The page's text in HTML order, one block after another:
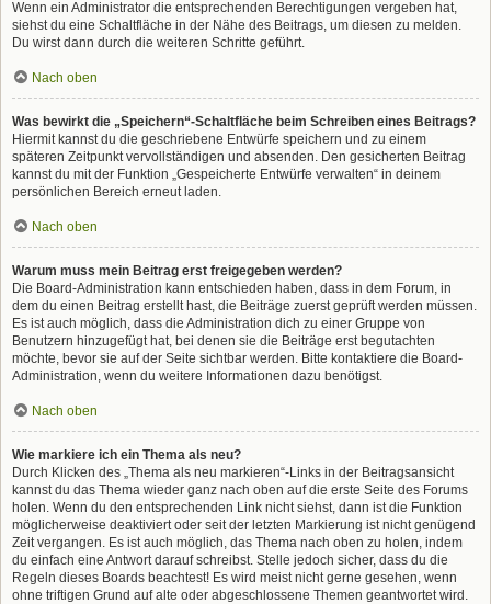
Wenn ein Administrator die entsprechenden Berechtigungen vergeben hat,
siehst du eine Schaltfläche in der Nähe des Beitrags, um diesen zu melden.
Du wirst dann durch die weiteren Schritte geführt.
Nach oben
Was bewirkt die „Speichern“-Schaltfläche beim Schreiben eines Beitrags?
Hiermit kannst du die geschriebene Entwürfe speichern und zu einem
späteren Zeitpunkt vervollständigen und absenden. Den gesicherten Beitrag
kannst du mit der Funktion „Gespeicherte Entwürfe verwalten“ in deinem
persönlichen Bereich erneut laden.
Nach oben
Warum muss mein Beitrag erst freigegeben werden?
Die Board-Administration kann entschieden haben, dass in dem Forum, in
dem du einen Beitrag erstellt hast, die Beiträge zuerst geprüft werden müssen.
Es ist auch möglich, dass die Administration dich zu einer Gruppe von
Benutzern hinzugefügt hat, bei denen sie die Beiträge erst begutachten
möchte, bevor sie auf der Seite sichtbar werden. Bitte kontaktiere die Board-
Administration, wenn du weitere Informationen dazu benötigst.
Nach oben
Wie markiere ich ein Thema als neu?
Durch Klicken des „Thema als neu markieren“-Links in der Beitragsansicht
kannst du das Thema wieder ganz nach oben auf die erste Seite des Forums
holen. Wenn du den entsprechenden Link nicht siehst, dann ist die Funktion
möglicherweise deaktiviert oder seit der letzten Markierung ist nicht genügend
Zeit vergangen. Es ist auch möglich, das Thema nach oben zu holen, indem
du einfach eine Antwort darauf schreibst. Stelle jedoch sicher, dass du die
Regeln dieses Boards beachtest! Es wird meist nicht gerne gesehen, wenn
ohne triftigen Grund auf alte oder abgeschlossene Themen geantwortet wird.